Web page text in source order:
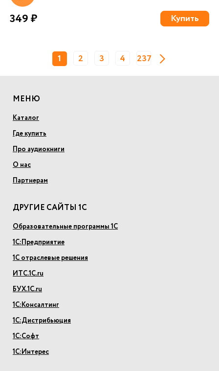
349 ₽ Купить
1 2 3 4 237
МЕНЮ
Каталог
Где купить
Про аудиокниги
О нас
Партнерам
ДРУГИЕ САЙТЫ 1С
Образовательные программы 1С
1С:Предприятие
1С отраслевые решения
ИТС.1С.ru
БУХ.1С.ru
1С:Консалтинг
1С:Дистрибьюция
1С:Софт
1С:Интерес